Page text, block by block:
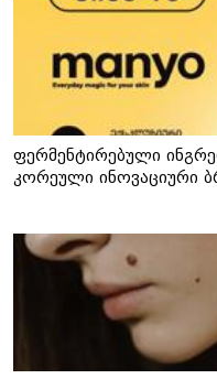
ფერმენტირებული
კორეული ინოვაციური